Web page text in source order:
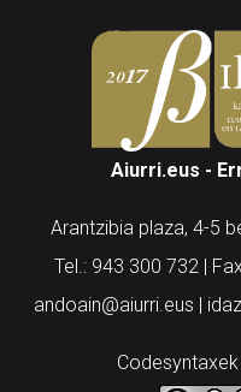
Aiurri.eus -
Arantzibia plaza, 4-5
Tel.: 943 300 732 |
andoain@aiurri.eus |